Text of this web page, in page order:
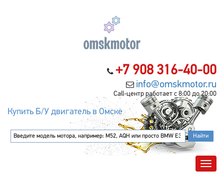
+7 908 316-40-00
info@omskmotor.ru
Call-центр работает с 8:00 до 20:00
Купить Б/У двигатель в Омске